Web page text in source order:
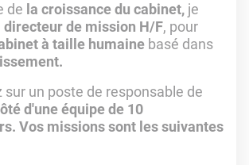
de la croissance du cabinet, je
directeur de mission H/F, pour
à taille humaine basé dans
sur un poste de responsable de
d'une équipe de 10
Vos missions sont les suivantes